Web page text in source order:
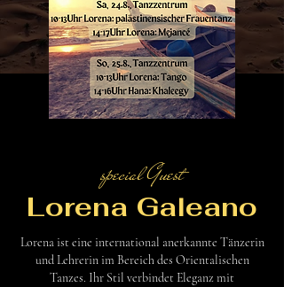
special Guest
Lorena Galeano
Lorena ist eine international anerkannte Tänzerin
und Lehrerin im Bereich des Orientalischen
Tanzes. Ihr Stil verbindet Eleganz mit